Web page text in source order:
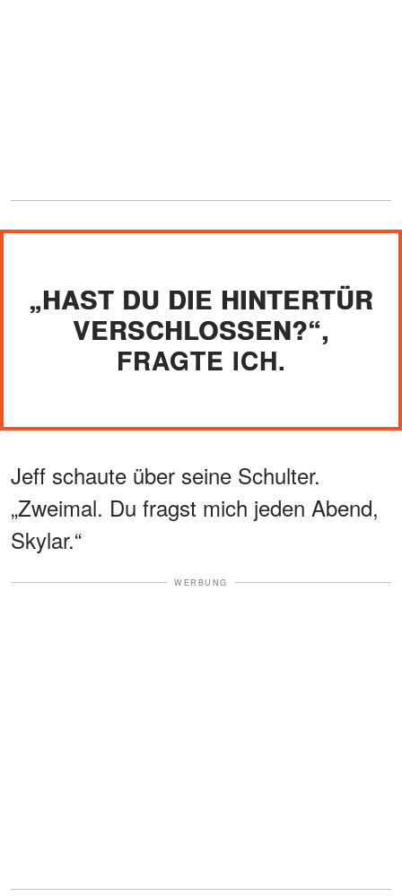
„HAST DU DIE HINTERTÜR
VERSCHLOSSEN?“,
FRAGTE ICH.
Jeff schaute über seine Schulter.
„Zweimal. Du fragst mich jeden Abend,
Skylar.“
WERBUNG